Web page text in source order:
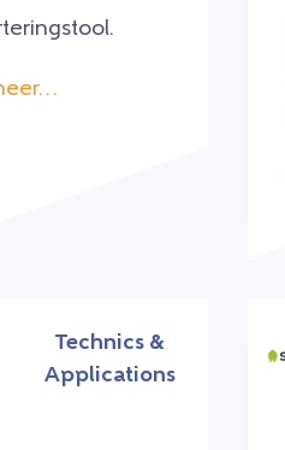
Technics &
Applications